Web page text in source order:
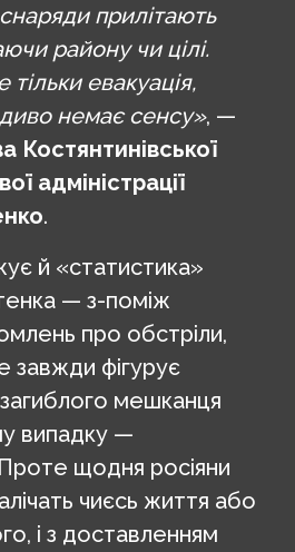
прилітають
району чи цілі.
евакуація,
немає сенсу», —
Костянтинівської
адміністрації
.
й «статистика»
— з-поміж
про обстріли,
фігурує
мешканця
випадку —
щодня росіяни
чиєсь життя або
і з доставленням